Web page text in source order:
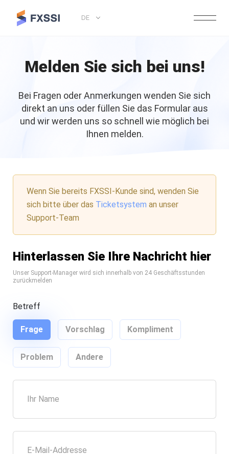
DE
Melden Sie sich bei uns!
Bei Fragen oder Anmerkungen wenden Sie sich
direkt an uns oder füllen Sie das Formular aus
und wir werden uns so schnell wie möglich bei
Ihnen melden.
Wenn Sie bereits FXSSI-Kunde sind, wenden Sie
sich bitte über das Ticketsystem an unser
Support-Team
Hinterlassen Sie Ihre Nachricht hier
Unser Support-Manager wird sich innerhalb von 24 Geschäftsstunden
zurückmelden
Betreff
Frage Vorschlag Kompliment
Problem Andere